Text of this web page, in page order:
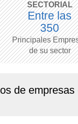
SECTORIAL
Entre las
350
Principales
de su sector
de